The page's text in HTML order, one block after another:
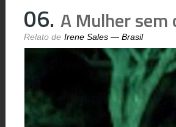
06. A Mulher sem
Irene Sales — Brasil